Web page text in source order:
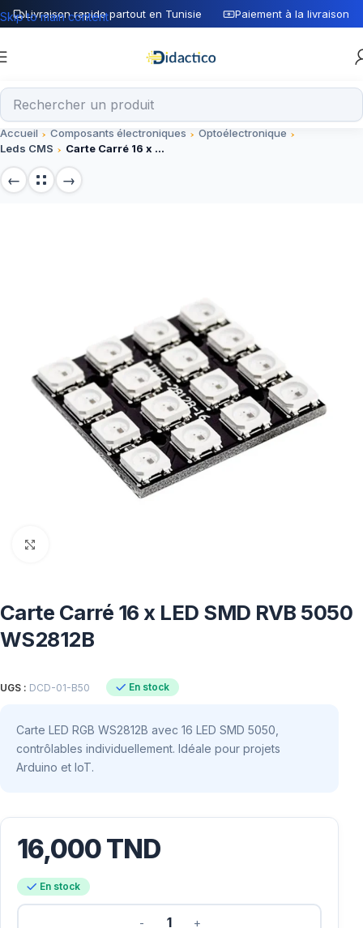
Livraison rapide partout en Tunisie Paiement à la livraison
Skip to main content
Accueil Composants électroniques
Optoélectronique
Leds CMS
Carte Carré 16 x LED SMD RVB 5050 WS2812B
Carte Carré 16 x LED SMD RVB 5050
WS2812B
UGS : DCD-01-B50 En stock
Carte LED RGB WS2812B avec 16 LED SMD 5050,
contrôlables individuellement. Idéale pour projets
Arduino et IoT.
16,000TND
En stock